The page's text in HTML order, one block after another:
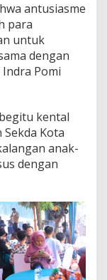
antusiasme
para
untuk
dengan
Pomi
kental
Kota
anak-
dengan